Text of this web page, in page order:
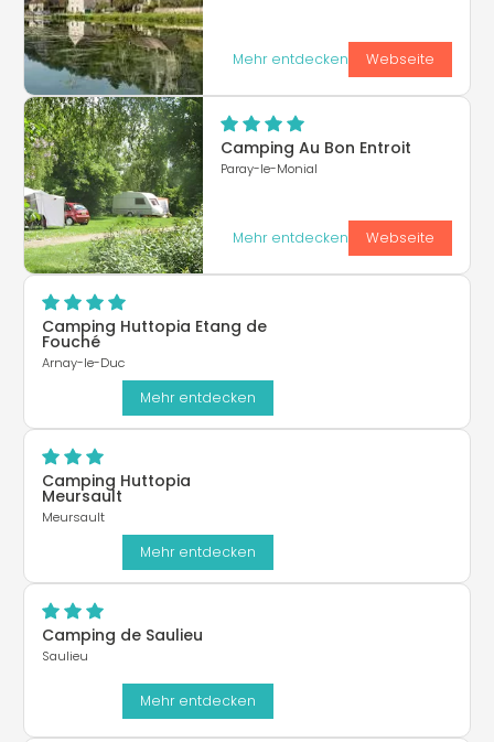
Mehr entdecken Webseite
Camping Au Bon Entroit
Paray-le-Monial
Mehr entdecken Webseite
Camping Huttopia Etang de
Fouché
Arnay-le-Duc
Mehr entdecken
Camping Huttopia
Meursault
Meursault
Mehr entdecken
Camping de Saulieu
Saulieu
Mehr entdecken